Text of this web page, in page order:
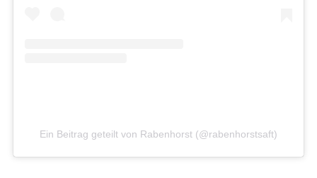
Ein Beitrag geteilt von Rabenhorst (@rabenhorstsaft)